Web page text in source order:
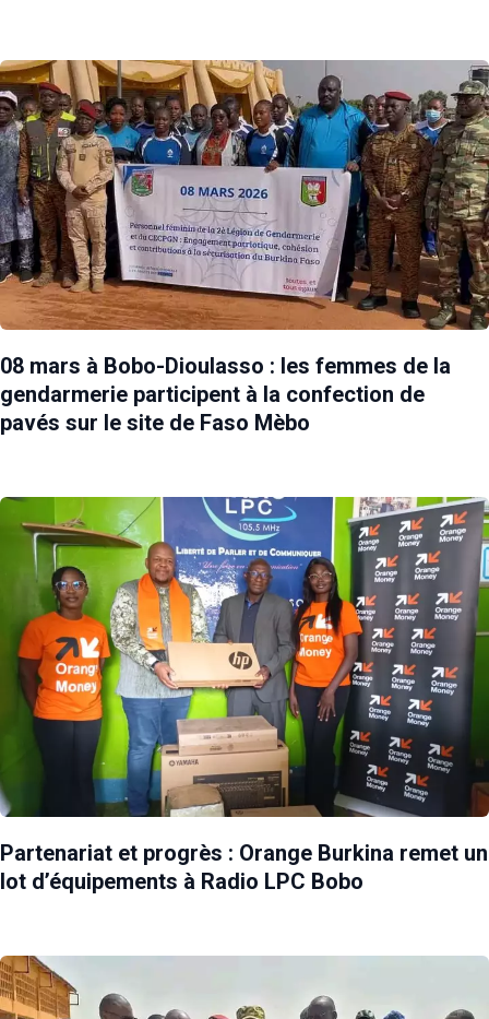
08 mars à Bobo-Dioulasso : les femmes de la
gendarmerie participent à la confection de
pavés sur le site de Faso Mèbo
Partenariat et progrès : Orange Burkina remet un
lot d’équipements à Radio LPC Bobo